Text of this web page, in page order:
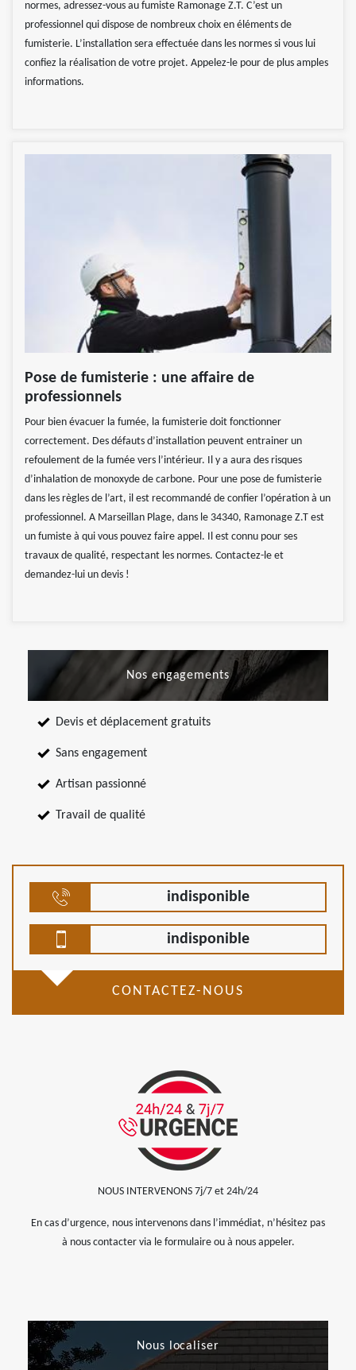
normes, adressez-vous au fumiste Ramonage Z.T. C’est un
professionnel qui dispose de nombreux choix en éléments de
fumisterie. L’installation sera effectuée dans les normes si vous lui
confiez la réalisation de votre projet. Appelez-le pour de plus amples
informations.
Pose de fumisterie : une affaire de
professionnels
Pour bien évacuer la fumée, la fumisterie doit fonctionner
correctement. Des défauts d’installation peuvent entrainer un
refoulement de la fumée vers l’intérieur. Il y a aura des risques
d’inhalation de monoxyde de carbone. Pour une pose de fumisterie
dans les règles de l’art, il est recommandé de confier l’opération à un
professionnel. A Marseillan Plage, dans le 34340, Ramonage Z.T est
un fumiste à qui vous pouvez faire appel. Il est connu pour ses
travaux de qualité, respectant les normes. Contactez-le et
demandez-lui un devis !
Nos engagements
Devis et déplacement gratuits
Sans engagement
Artisan passionné
Travail de qualité
indisponible
indisponible
CONTACTEZ-NOUS
NOUS INTERVENONS 7j/7 et 24h/24
En cas d’urgence, nous intervenons dans l’immédiat, n’hésitez pas
à nous contacter via le formulaire ou à nous appeler.
Nous localiser